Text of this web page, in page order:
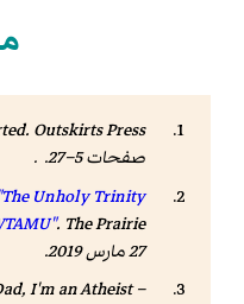
صفحات 5–27. .
"The Unholy Trinity
. The Prairie
27 مارس 2019
.
I'm an Atheist –